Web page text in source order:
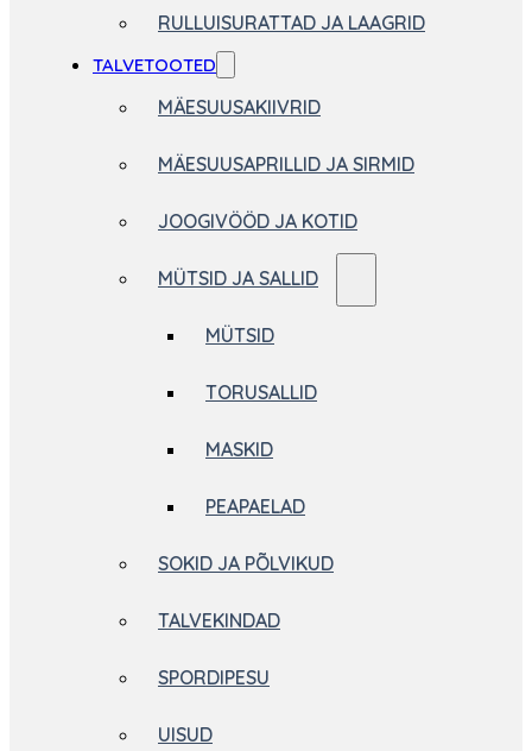
RULLUISURATTAD JA LAAGRID
TALVETOOTED
MÄESUUSAKIIVRID
MÄESUUSAPRILLID JA SIRMID
JOOGIVÖÖD JA KOTID
MÜTSID JA SALLID
MÜTSID
TORUSALLID
MASKID
PEAPAELAD
SOKID JA PÕLVIKUD
TALVEKINDAD
SPORDIPESU
UISUD